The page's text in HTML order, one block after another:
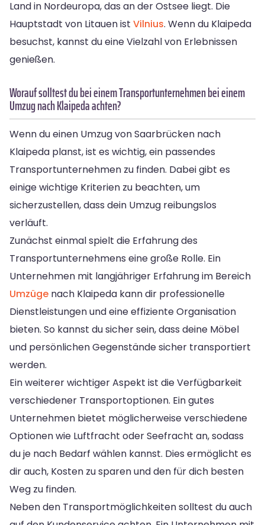
Land in Nordeuropa, das an der Ostsee liegt. Die
Hauptstadt von Litauen ist Vilnius. Wenn du Klaipeda
besuchst, kannst du eine Vielzahl von Erlebnissen
genießen.
Worauf solltest du bei einem Transportunternehmen bei einem
Umzug nach Klaipeda achten?
Wenn du einen Umzug von Saarbrücken nach
Klaipeda planst, ist es wichtig, ein passendes
Transportunternehmen zu finden. Dabei gibt es
einige wichtige Kriterien zu beachten, um
sicherzustellen, dass dein Umzug reibungslos
verläuft.
Zunächst einmal spielt die Erfahrung des
Transportunternehmens eine große Rolle. Ein
Unternehmen mit langjähriger Erfahrung im Bereich
Umzüge nach Klaipeda kann dir professionelle
Dienstleistungen und eine effiziente Organisation
bieten. So kannst du sicher sein, dass deine Möbel
und persönlichen Gegenstände sicher transportiert
werden.
Ein weiterer wichtiger Aspekt ist die Verfügbarkeit
verschiedener Transportoptionen. Ein gutes
Unternehmen bietet möglicherweise verschiedene
Optionen wie Luftfracht oder Seefracht an, sodass
du je nach Bedarf wählen kannst. Dies ermöglicht es
dir auch, Kosten zu sparen und den für dich besten
Weg zu finden.
Neben den Transportmöglichkeiten solltest du auch